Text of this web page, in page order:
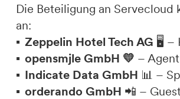
Die Beteiligung an
an:
Zeppelin Hotel Tech AG 🖥️ –
opensmjle GmbH 💛 –
Indicate Data GmbH 📊 –
orderando GmbH 📲 –